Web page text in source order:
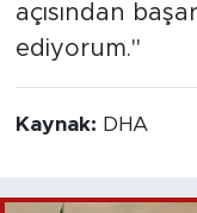
açısından
ediyorum."
Kaynak: DHA